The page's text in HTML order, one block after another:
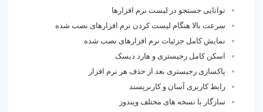
توانایی جستجو در لیست نرم افزارها
سرعت بالا هنگام لیست کردن نرم افزارهای نصب شده
نمایش کامل جزئیات نرم افزارهای نصب شده
اسکن کامل رجیستری و هارد دیسک
پاکسازی رجیستری بعد از حذف هر نرم افزار
رابط کاربری آسان و کاربرپسند
سازگار با نسخه های مختلف ویندوز